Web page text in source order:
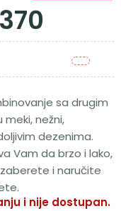
sa drugim
nežni,
dezenima.
Vam da brzo i lako,
i naručite
i nije dostupan.